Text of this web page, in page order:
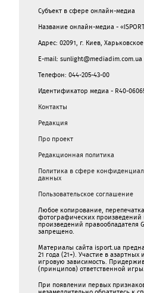
Субъект в сфере онлайн-медиа
Название онлайн-медиа -
Адрес: 02091, г. Киев,
E-mail: sunlight@mediadim.com.ua
Телефон: 044-205-43-00
Идентификатор медиа - R40-
Контакты
Редакция
Про проект
Редакционная политика
Политика в сфере
данных
Пользовательское соглашение
Любое копирование,
фотографических
произведений правообладателя
запрещено.
Материалы сайта isport.ua
21 года (21+). Участие в
игровую зависимость.
(принципов) ответственной игры.
При появлении первых